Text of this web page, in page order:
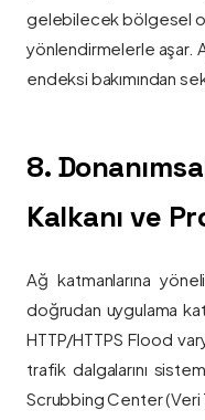
gelebilecek bölgesel
yönlendirmelerle aşar.
endeksi bakımından
8.
Kalkanı ve
Ağ katmanlarına
doğrudan uygulama
HTTP/HTTPS Flood
trafik dalgalarını
Scrubbing Center (Veri